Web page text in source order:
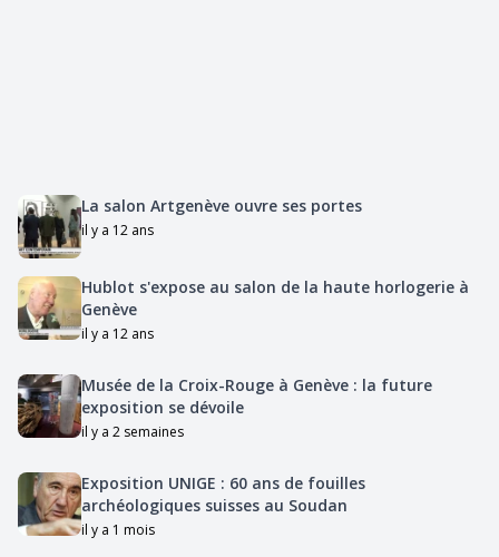
La salon Artgenève ouvre ses portes
il y a 12 ans
Hublot s'expose au salon de la haute horlogerie à
Genève
il y a 12 ans
Musée de la Croix-Rouge à Genève : la future
exposition se dévoile
il y a 2 semaines
Exposition UNIGE : 60 ans de fouilles
archéologiques suisses au Soudan
il y a 1 mois